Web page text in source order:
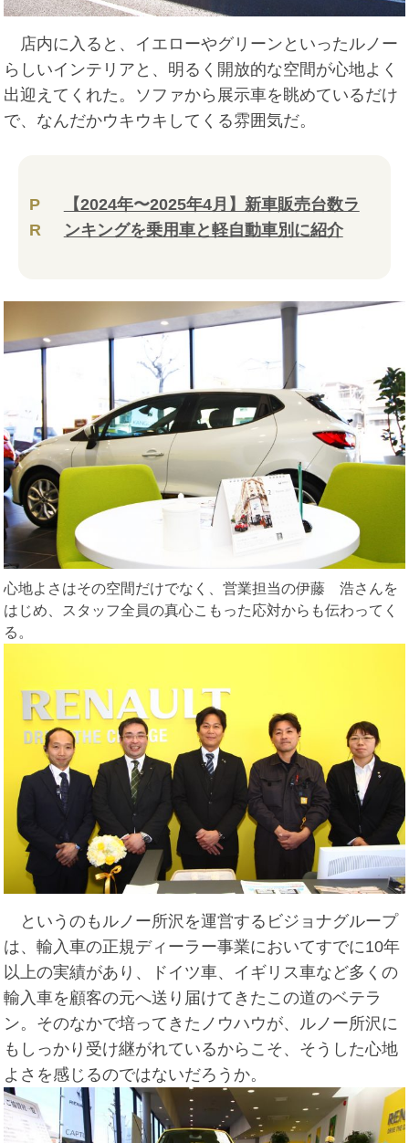
店内に入ると、イエローやグリーンといったルノー
らしいインテリアと、明るく開放的な空間が心地よく
出迎えてくれた。ソファから展示車を眺めているだけ
で、なんだかウキウキしてくる雰囲気だ。
P
R
【2024年〜2025年4月】新車販売台数ラ
ンキングを乗用車と軽自動車別に紹介
心地よさはその空間だけでなく、営業担当の伊藤 浩さんを
はじめ、スタッフ全員の真心こもった応対からも伝わってく
る。
というのもルノー所沢を運営するビジョナグループ
は、輸入車の正規ディーラー事業においてすでに10年
以上の実績があり、ドイツ車、イギリス車など多くの
輸入車を顧客の元へ送り届けてきたこの道のベテラ
ン。そのなかで培ってきたノウハウが、ルノー所沢に
もしっかり受け継がれているからこそ、そうした心地
よさを感じるのではないだろうか。